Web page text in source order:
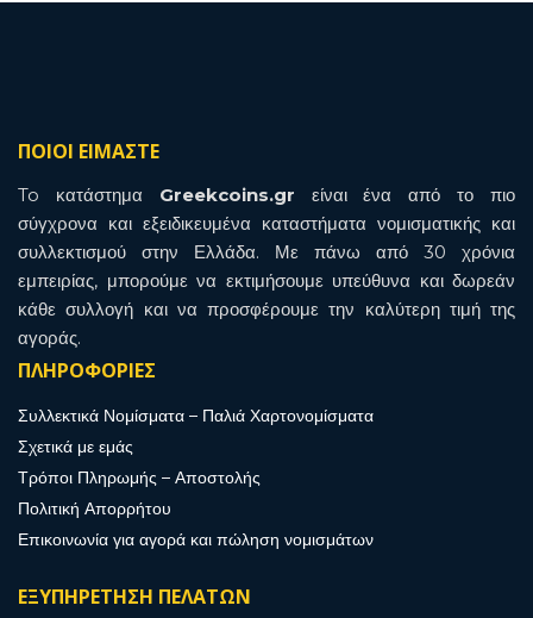
ΠΟΙΟΙ ΕΙΜΑΣΤΕ
To κατάστημα Greekcoins.gr είναι ένα από το πιο
σύγχρονα και εξειδικευμένα καταστήματα νομισματικής και
συλλεκτισμού στην Ελλάδα. Με πάνω από 30 χρόνια
εμπειρίας, μπορούμε να εκτιμήσουμε υπεύθυνα και δωρεάν
κάθε συλλογή και να προσφέρουμε την καλύτερη τιμή της
αγοράς.
ΠΛΗΡΟΦΟΡΙΕΣ
Συλλεκτικά Νομίσματα – Παλιά Χαρτονομίσματα
Σχετικά με εμάς
Τρόποι Πληρωμής – Αποστολής
Πολιτική Απορρήτου
Επικοινωνία για αγορά και πώληση νομισμάτων
ΕΞΥΠΗΡΕΤΗΣΗ ΠΕΛΑΤΩΝ